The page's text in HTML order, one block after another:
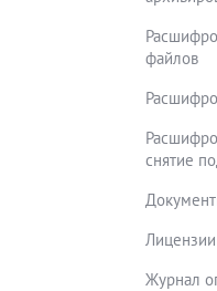
файлов
снятие
Лицензии
Журнал